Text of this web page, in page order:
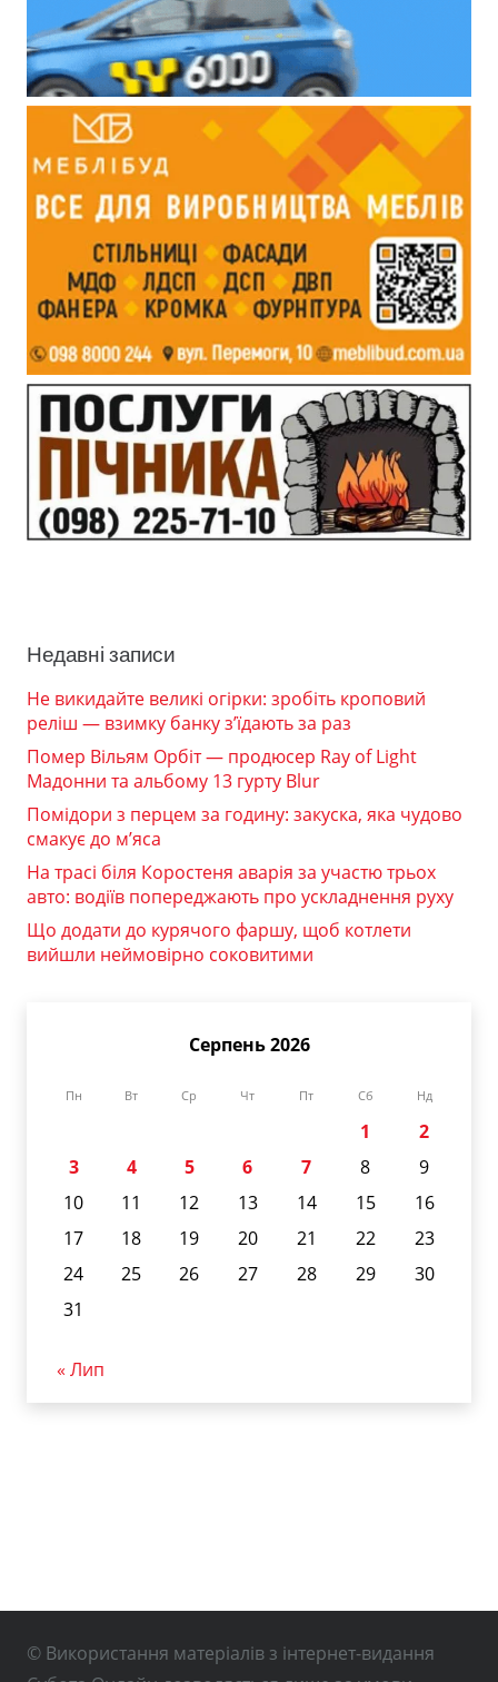
Недавні записи
Не викидайте великі огірки: зробіть кроповий
реліш — взимку банку з’їдають за раз
Помер Вільям Орбіт — продюсер Ray of Light
Мадонни та альбому 13 гурту Blur
Помідори з перцем за годину: закуска, яка чудово
смакує до м’яса
На трасі біля Коростеня аварія за участю трьох
авто: водіїв попереджають про ускладнення руху
Що додати до курячого фаршу, щоб котлети
вийшли неймовірно соковитими
Серпень 2026
Пн Вт Ср Чт Пт Сб Нд
1
2
3
4 5 6 7 8
9
10
11 12 13 14 15
16
17
18 19 20 21 22
23
24
25 26 27 28 29
30
31
« Лип
© Використання матеріалів з інтернет-видання